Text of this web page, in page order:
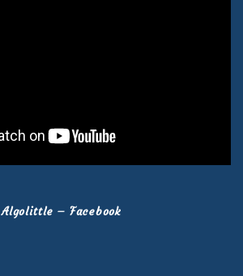
Algolittle – Facebook